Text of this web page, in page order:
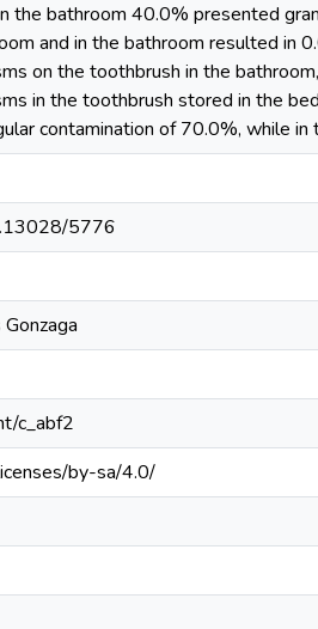
the bathroom 40.0% presented
and in the bathroom resulted in
on the toothbrush in the
in the toothbrush stored in the
contamination of 70.0%, while
5776
c_abf2
by-sa/4.0/